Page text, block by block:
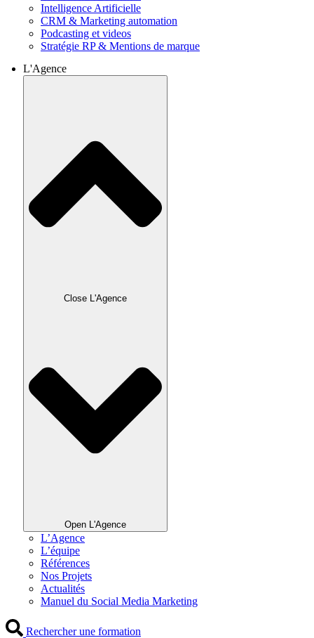
Intelligence Artificielle
CRM & Marketing automation
Podcasting et videos
Stratégie RP & Mentions de marque
L'Agence
Close L'Agence
Open L'Agence
L’Agence
L’équipe
Références
Nos Projets
Actualités
Manuel du Social Media Marketing
Rechercher une formation